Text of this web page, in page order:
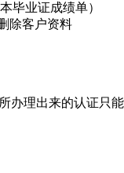
毕业证成绩单）
除客户资料
办理出来的认证只